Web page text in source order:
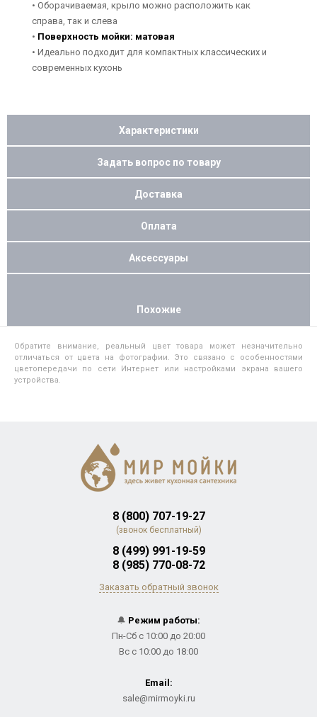
• Оборачиваемая, крыло можно расположить как
справа, так и слева
• Поверхность мойки: матовая
• Идеально подходит для компактных классических и
современных кухонь
Характеристики
Задать вопрос по товару
Доставка
Оплата
Аксессуары
Похожие
Обратите внимание, реальный цвет товара может незначительно
отличаться от цвета на фотографии. Это связано с особенностями
цветопередачи по сети Интернет или настройками экрана вашего
устройства.
8 (800) 707-19-27
(звонок бесплатный)
8 (499) 991-19-59
8 (985) 770-08-72
Заказать обратный звонок
🔔 Режим работы:
Пн-Сб с 10:00 до 20:00
Вс с 10:00 до 18:00
Email:
sale@mirmoyki.ru